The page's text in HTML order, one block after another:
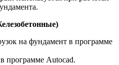
на фундамент в программе
программе Autocad.